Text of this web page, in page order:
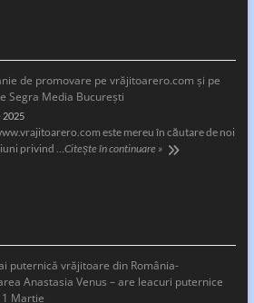
de promovare pe vrăjitoarero.com și pe
Segra Media București
2025
este mereu în căutare de noi
privind …Citește în continuare »
puternică vrăjitoare din România-
Anastasia Venus – are leacuri puternice
Martie